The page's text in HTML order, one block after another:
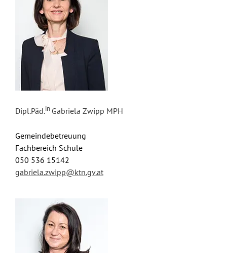
Dipl.Päd.in Gabriela Zwipp MPH
Gemeindebetreuung
Fachbereich Schule
050 536 15142
gabriela.zwipp@ktn.gv.at